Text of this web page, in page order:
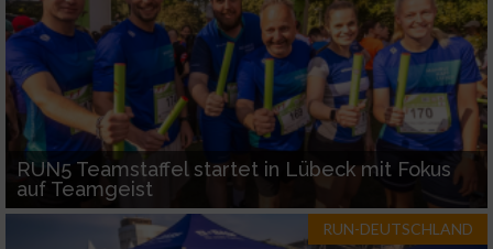
RUN5 Teamstaffel startet in Lübeck mit Fokus
auf Teamgeist
RUN-DEUTSCHLAND